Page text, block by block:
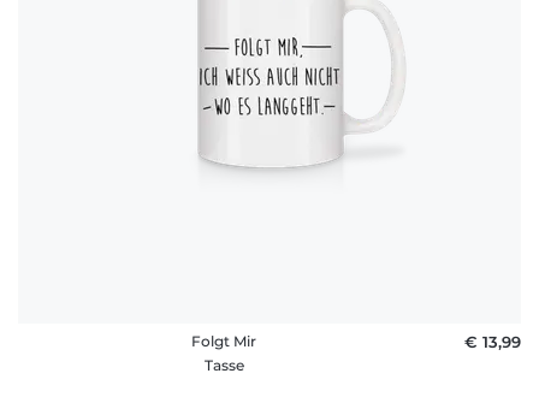
Folgt Mir
Tasse
€ 13,99